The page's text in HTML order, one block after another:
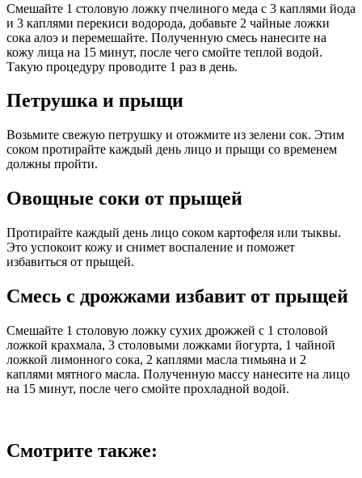
Смешайте 1 столовую ложку пчелиного меда с 3 каплями йода
и 3 каплями перекиси водорода, добавьте 2 чайные ложки
сока алоэ и перемешайте. Полученную смесь нанесите на
кожу лица на 15 минут, после чего смойте теплой водой.
Такую процедуру проводите 1 раз в день.
Петрушка и прыщи
Возьмите свежую петрушку и отожмите из зелени сок. Этим
соком протирайте каждый день лицо и прыщи со временем
должны пройти.
Овощные соки от прыщей
Протирайте каждый день лицо соком картофеля или тыквы.
Это успокоит кожу и снимет воспаление и поможет
избавиться от прыщей.
Смесь с дрожжами избавит от прыщей
Смешайте 1 столовую ложку сухих дрожжей с 1 столовой
ложкой крахмала, 3 столовыми ложками йогурта, 1 чайной
ложкой лимонного сока, 2 каплями масла тимьяна и 2
каплями мятного масла. Полученную массу нанесите на лицо
на 15 минут, после чего смойте прохладной водой.
Смотрите также: